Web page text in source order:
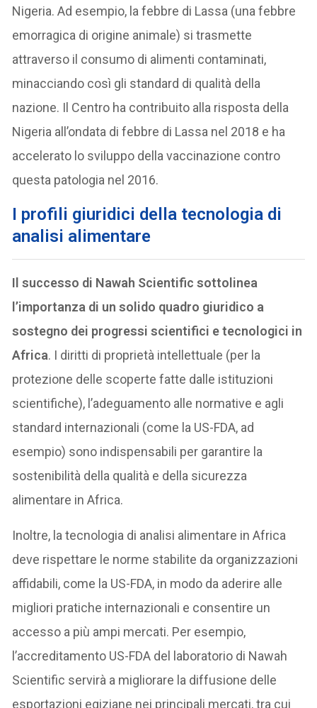
Nigeria. Ad esempio, la febbre di Lassa (una febbre
emorragica di origine animale) si trasmette
attraverso il consumo di alimenti contaminati,
minacciando così gli standard di qualità della
nazione. Il Centro ha contribuito alla risposta della
Nigeria all’ondata di febbre di Lassa nel 2018 e ha
accelerato lo sviluppo della vaccinazione contro
questa patologia nel 2016.
I profili giuridici della tecnologia di
analisi alimentare
Il successo di Nawah Scientific sottolinea
l’importanza di un solido quadro giuridico a
sostegno dei progressi scientifici e tecnologici in
Africa. I diritti di proprietà intellettuale (per la
protezione delle scoperte fatte dalle istituzioni
scientifiche), l’adeguamento alle normative e agli
standard internazionali (come la US-FDA, ad
esempio) sono indispensabili per garantire la
sostenibilità della qualità e della sicurezza
alimentare in Africa.
Inoltre, la tecnologia di analisi alimentare in Africa
deve rispettare le norme stabilite da organizzazioni
affidabili, come la US-FDA, in modo da aderire alle
migliori pratiche internazionali e consentire un
accesso a più ampi mercati. Per esempio,
l’accreditamento US-FDA del laboratorio di Nawah
Scientific servirà a migliorare la diffusione delle
esportazioni egiziane nei principali mercati, tra cui